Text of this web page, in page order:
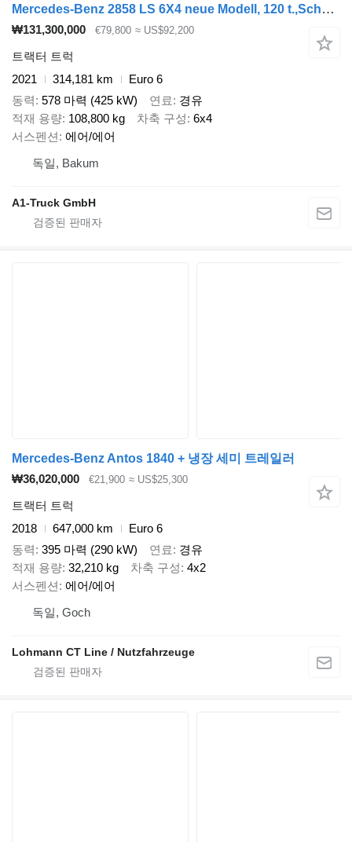
Mercedes-Benz 2858 LS 6X4 neue Modell, 120 t.,Schwerlast
₩131,300,000 €79,800 ≈ US$92,200
트랙터 트럭
2021
314,181 km
Euro 6
동력 578 마력 (425 kW) 연료
경유
적재 용량 108,800 kg 차축 구성 6x4
서스펜션 에어/에어
독일, Bakum
A1-Truck GmbH
Mercedes-Benz Antos 1840 + 냉장 세미 트레일러
₩36,020,000
€21,900 ≈ US$25,300
트랙터 트럭
2018
647,000 km
Euro 6
동력 395 마력 (290 kW) 연료
경유
적재 용량 32,210 kg 차축 구성 4x2
서스펜션 에어/에어
독일, Goch
Lohmann CT Line / Nutzfahrzeuge